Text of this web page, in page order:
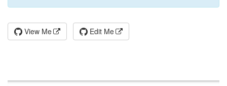
View Me Edit Me